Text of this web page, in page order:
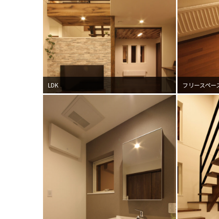
LDK フリースペー